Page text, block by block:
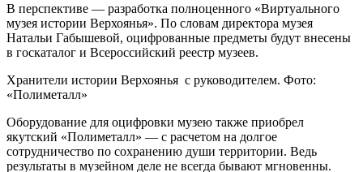
В перспективе — разработка полноценного «Виртуального
музея истории Верхоянья». По словам директора музея
Натальи Габышевой, оцифрованные предметы будут внесены
в госкаталог и Всероссийский реестр музеев.
Хранители истории Верхоянья с руководителем. Фото:
«Полиметалл»
Оборудование для оцифровки музею также приобрел
якутский «Полиметалл» — с расчетом на долгое
сотрудничество по сохранению души территории. Ведь
результаты в музейном деле не всегда бывают мгновенны.